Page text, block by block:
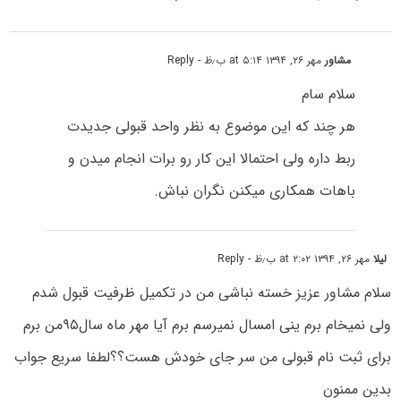
مشاورمهر ۲۶, ۱۳۹۴ at ۵:۱۴ ب٫ظ - Reply
سلام سام
هر چند که این موضوع به نظر واحد قبولی جدیدت
ربط داره ولی احتمالا این کار رو برات انجام میدن و
باهات همکاری میکنن نگران نباش.
لیلامهر ۲۶, ۱۳۹۴ at ۲:۰۲ ب٫ظ - Reply
سلام مشاور عزیز خسته نباشی من در تکمیل ظرفیت قبول شدم
ولی نمیخام برم ینی امسال نمیرسم برم آیا مهر ماه سال۹۵من برم
برای ثبت نام قبولی من سر جای خودش هست؟؟لطفا سریع جواب
بدین ممنون